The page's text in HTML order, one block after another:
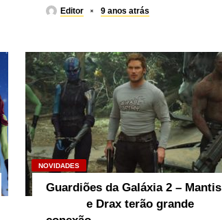
Editor 9 anos atrás
NOVIDADES
Guardiões da Galáxia 2 – Mantis
e Drax terão grande